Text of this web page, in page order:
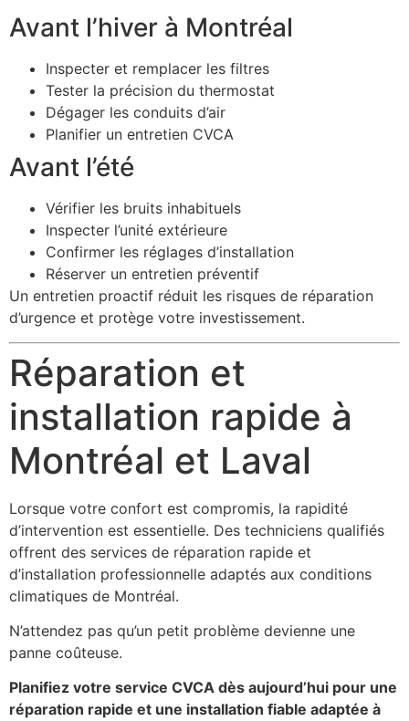
Avant l’hiver à Montréal
Inspecter et remplacer les filtres
Tester la précision du thermostat
Dégager les conduits d’air
Planifier un entretien CVCA
Avant l’été
Vérifier les bruits inhabituels
Inspecter l’unité extérieure
Confirmer les réglages d’installation
Réserver un entretien préventif
Un entretien proactif réduit les risques de réparation
d’urgence et protège votre investissement.
Réparation et
installation rapide à
Montréal et Laval
Lorsque votre confort est compromis, la rapidité
d’intervention est essentielle. Des techniciens qualifiés
offrent des services de réparation rapide et
d’installation professionnelle adaptés aux conditions
climatiques de Montréal.
N’attendez pas qu’un petit problème devienne une
panne coûteuse.
Planifiez votre service CVCA dès aujourd’hui pour une
réparation rapide et une installation fiable adaptée à